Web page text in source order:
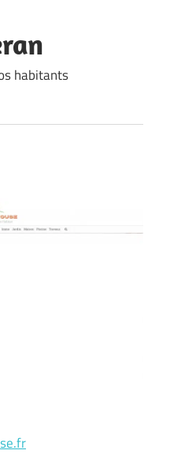
habitants